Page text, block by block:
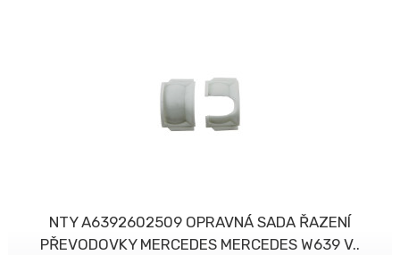
NTY A6392602509 OPRAVNÁ SADA ŘAZENÍ
PŘEVODOVKY MERCEDES MERCEDES W639 V..